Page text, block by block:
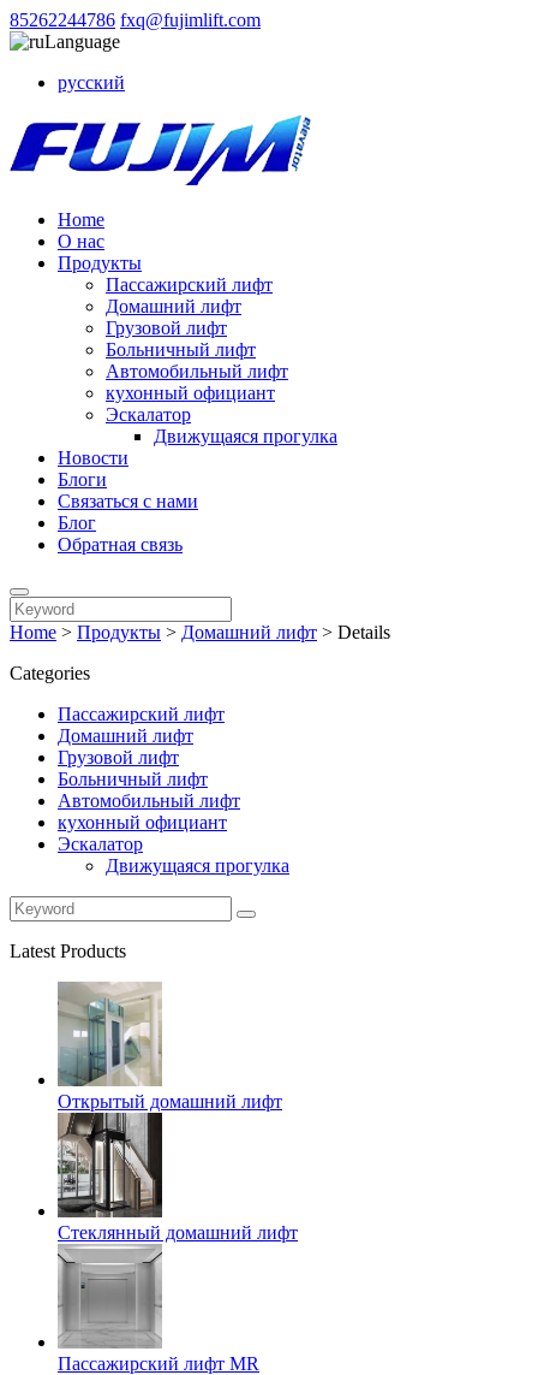
85262244786 fxq@fujimlift.com
Language
русский
Home
О нас
Продукты
Пассажирский лифт
Домашний лифт
Грузовой лифт
Больничный лифт
Автомобильный лифт
кухонный официант
Эскалатор
Движущаяся прогулка
Новости
Блоги
Связаться с нами
Блог
Обратная связь
Home > Продукты > Домашний лифт > Details
Categories
Пассажирский лифт
Домашний лифт
Грузовой лифт
Больничный лифт
Автомобильный лифт
кухонный официант
Эскалатор
Движущаяся прогулка
Latest Products
Открытый домашний лифт
Стеклянный домашний лифт
Пассажирский лифт MR